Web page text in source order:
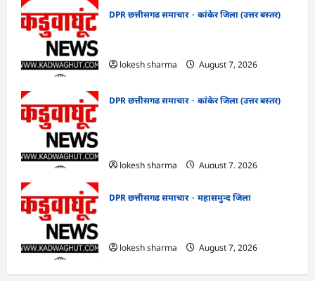
DPR छत्तीसगढ समाचार
कांकेर जिला (उत्तर बस्तर)
lokesh sharma
August 7, 2026
DPR छत्तीसगढ समाचार
कांकेर जिला (उत्तर बस्तर)
lokesh sharma
August 7, 2026
DPR छत्तीसगढ समाचार
महासमुन्द जिला
lokesh sharma
August 7, 2026